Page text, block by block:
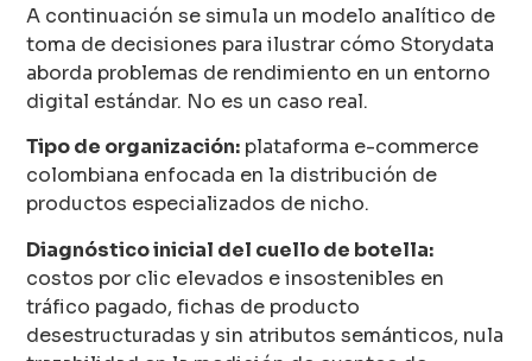
A continuación se simula un modelo analítico de
toma de decisiones para ilustrar cómo Storydata
aborda problemas de rendimiento en un entorno
digital estándar. No es un caso real.
Tipo de organización: plataforma e-commerce
colombiana enfocada en la distribución de
productos especializados de nicho.
Diagnóstico inicial del cuello de botella:
costos por clic elevados e insostenibles en
tráfico pagado, fichas de producto
desestructuradas y sin atributos semánticos, nula